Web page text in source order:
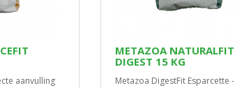
aanvulling
METAZOA NATURALFIT
DIGEST 15 KG
Metazoa DigestFit Esparcette -